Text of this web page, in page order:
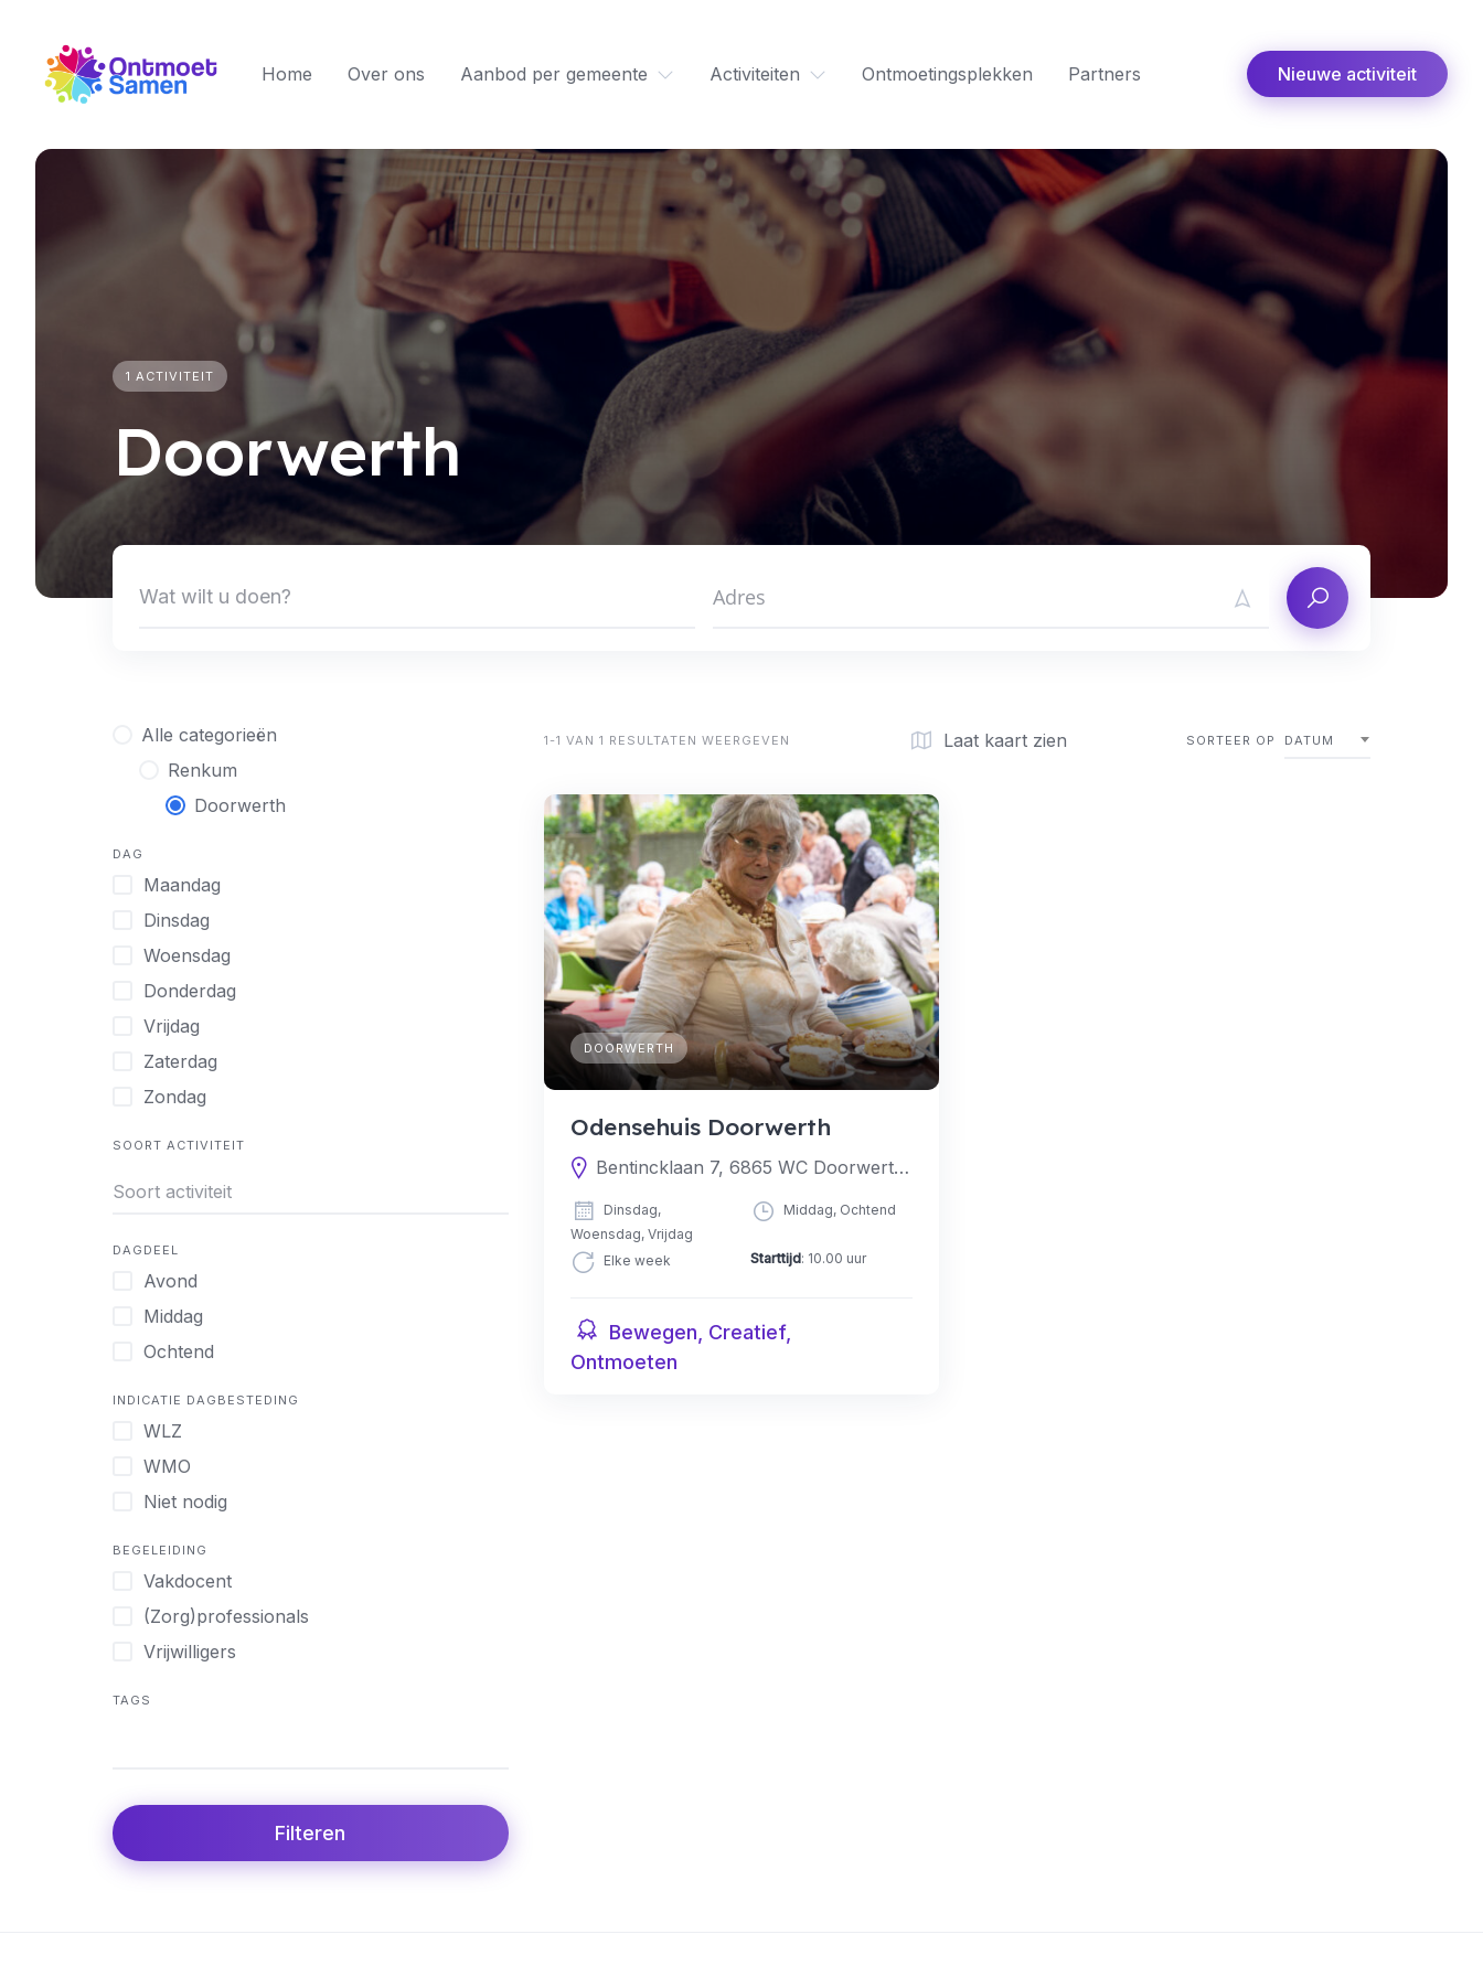
content
Home Over ons Aanbod per gemeente Activiteiten Ontmoetingsplekken Partners Nieuwe activiteit
1 ACTIVITEIT
Doorwerth
Alle categorieën
Renkum
Doorwerth
DAG
Maandag
Dinsdag
Woensdag
Donderdag
Vrijdag
Zaterdag
Zondag
SOORT ACTIVITEIT
DAGDEEL
Avond
Middag
Ochtend
INDICATIE DAGBESTEDING
WLZ
WMO
Niet nodig
BEGELEIDING
Vakdocent
(Zorg)professionals
Vrijwilligers
TAGS
Filteren
1-1 VAN 1 RESULTATEN WEERGEVEN Laat kaart zien SORTEER OP DATUM
DOORWERTH
Odensehuis Doorwerth
Bentincklaan 7, 6865 WC Doorwerth, Nederland
Dinsdag,
Woensdag, Vrijdag
Middag, Ochtend
Elke week Starttijd: 10.00 uur
Bewegen, Creatief,
Ontmoeten